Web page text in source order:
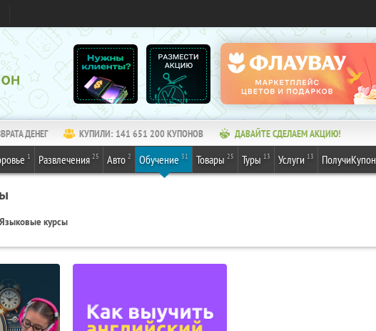
ДЕНЕГ КУПИЛИ: 141 651 200КУПОНОВ ДАВАЙТЕ СДЕЛАЕМ АКЦИЮ!
1 Развлечения 25 Авто 2 Обучение 31 Товары 25 Туры 13 Услуги 13 ПолучиКупон
Языковые курсы